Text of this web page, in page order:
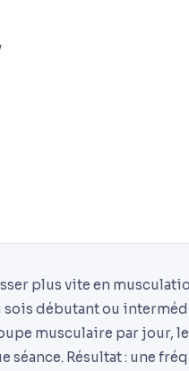
plus vite en
sois débutant ou
musculaire par jour,
séance. Résultat : une